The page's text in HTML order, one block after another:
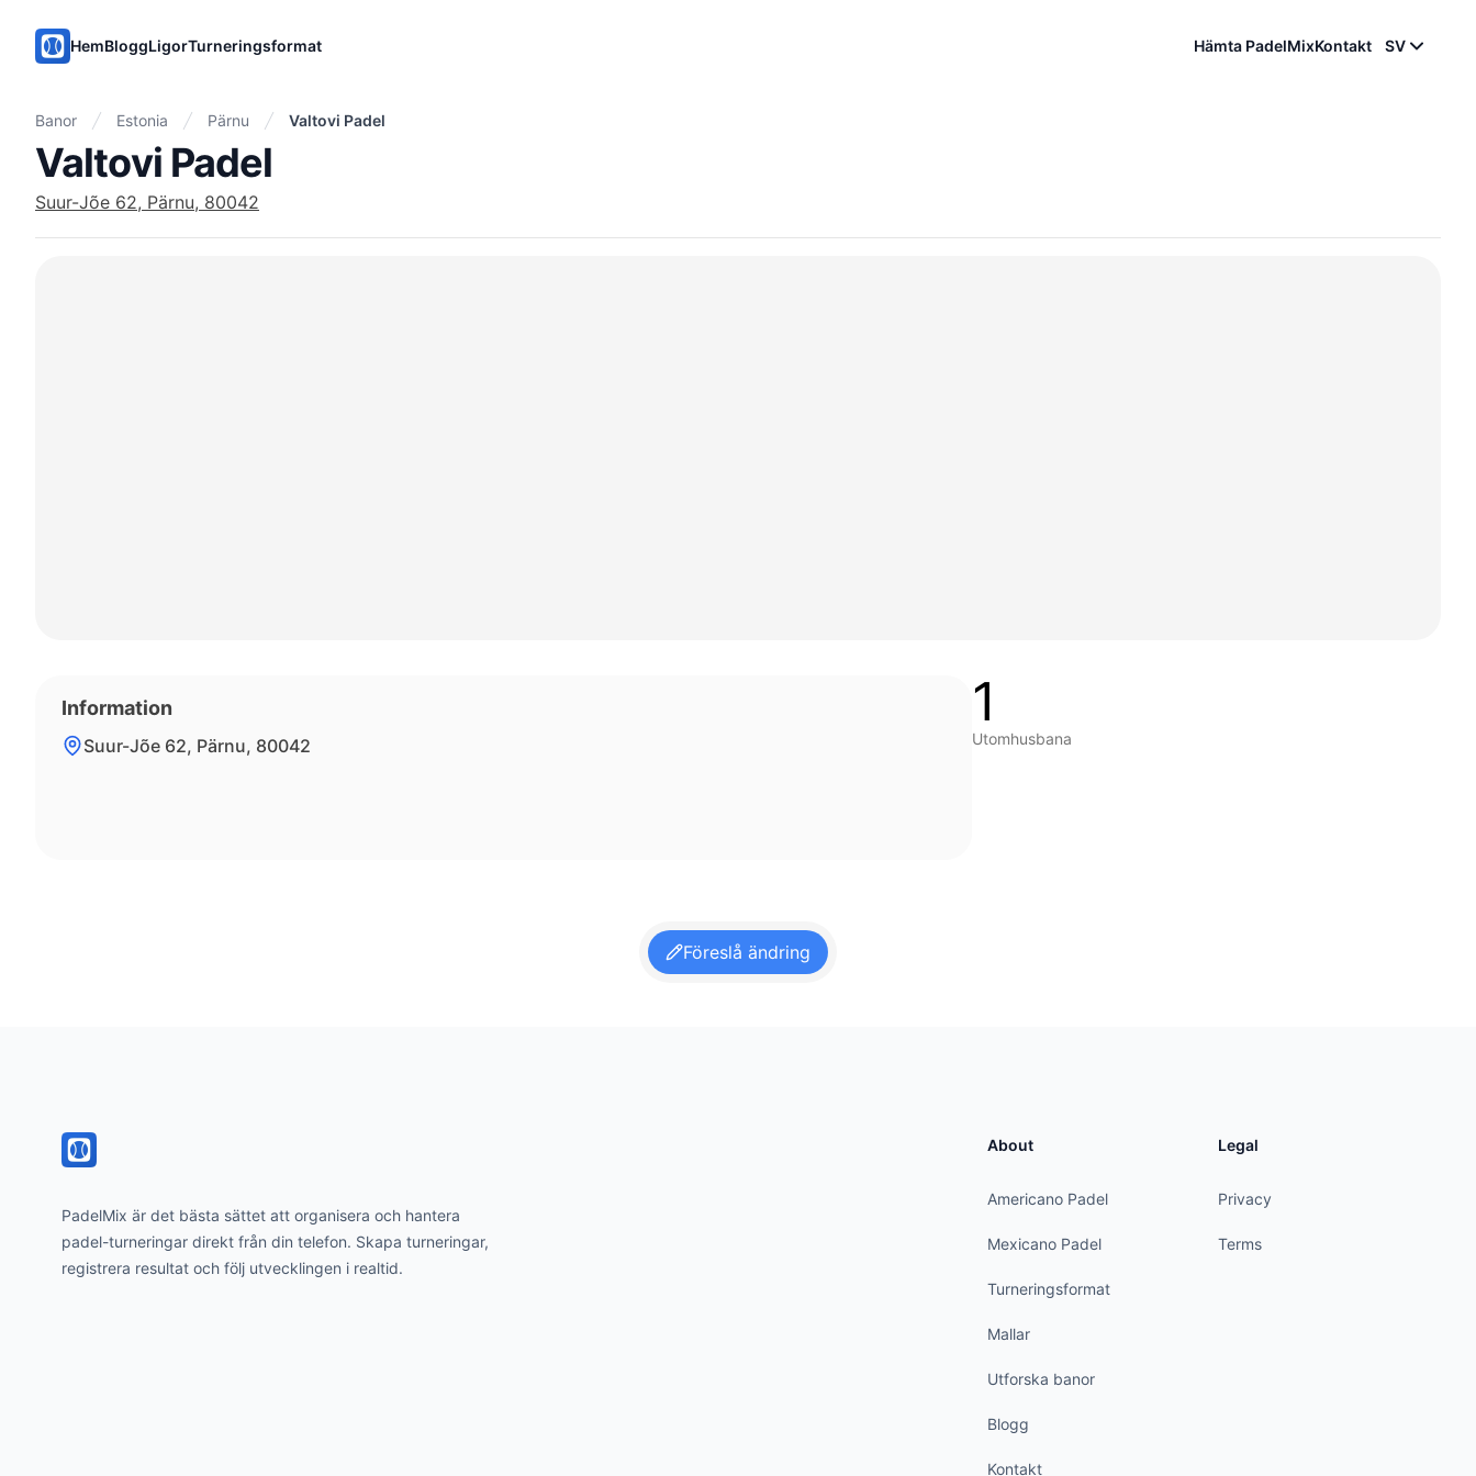
PadelMix
HemBloggLigorTurneringsformat Hämta PadelMixKontakt SV
Banor Estonia Pärnu Valtovi Padel
Valtovi Padel
Suur-Jõe 62, Pärnu, 80042
Information
Suur-Jõe 62, Pärnu, 80042
1
Utomhusbana
Föreslå ändring
PadelMix är det bästa sättet att organisera och hantera
padel-turneringar direkt från din telefon. Skapa turneringar,
registrera resultat och följ utvecklingen i realtid.
About
Americano Padel
Mexicano Padel
Turneringsformat
Mallar
Utforska banor
Blogg
Kontakt
Legal
Privacy
Terms